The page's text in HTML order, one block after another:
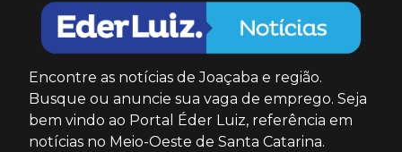
Encontre as notícias de Joaçaba e região.
Busque ou anuncie sua vaga de emprego. Seja
bem vindo ao Portal Éder Luiz, referência em
notícias no Meio-Oeste de Santa Catarina.